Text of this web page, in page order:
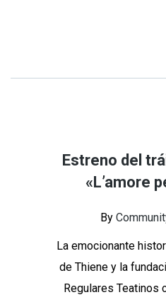
Estreno del
«L’amore
By
La emocionante
de Thiene y la
Regulares Teatinos